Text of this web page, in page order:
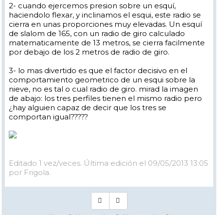
2- cuando ejercemos presion sobre un esquí,
haciendolo flexar, y inclinamos el esqui, este radio se
cierra en unas proporciones muy elevadas. Un esquí
de slalom de 165, con un radio de giro calculado
matematicamente de 13 metros, se cierra facilmente
por debajo de los 2 metros de radio de giro.
3- lo mas divertido es que el factor decisivo en el
comportamiento geometrico de un esqui sobre la
nieve, no es tal o cual radio de giro. mirad la imagen
de abajo: los tres perfiles tienen el mismo radio pero
¿hay alguien capaz de decir que los tres se
comportan igual?????
Editado 1 vez/veces. Última edición el 09/05/2013 13:05
por Frigola.